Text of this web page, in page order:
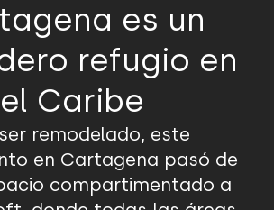
es un
refugio en
el Caribe
remodelado, este
en Cartagena pasó de
compartimentado a